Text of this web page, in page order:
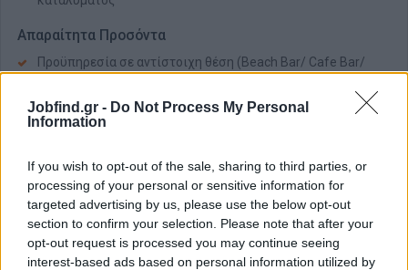
Jobfind.gr - Do Not Process My Personal
Information
If you wish to opt-out of the sale, sharing to third parties, or
processing of your personal or sensitive information for
targeted advertising by us, please use the below opt-out
section to confirm your selection. Please note that after your
opt-out request is processed you may continue seeing
interest-based ads based on personal information utilized by
Απαραίτητα Προσόντα
Προϋπηρεσία σε αντίστοιχη θέση (Beach Bar/ Cafe Bar/
Άριστη γνώση Ελληνικών και Αγγλικών (επιπλέον
γλώσσες θα θεωρηθούν προσόν).
Ομαδικό πνεύμα, επικοινωνιακές δεξιότητες και πνεύμα
φιλοξενίας.
Ευγένεια, χαρά, επαγγελματική εμφάνιση και συνέπεια.
Παροχές